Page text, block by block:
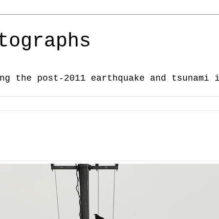
the post-2011 earthquake and tsunami